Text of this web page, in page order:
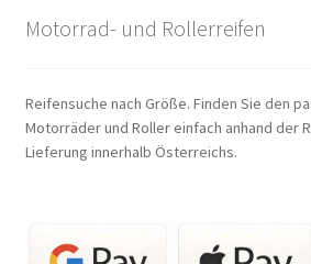
Motorrad- und Rollerreifen
Reifensuche nach Größe. Finden Sie den
Motorräder und Roller einfach anhand der
Lieferung innerhalb Österreichs.